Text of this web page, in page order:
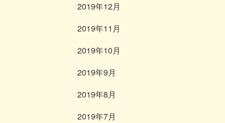
2019年12月
2019年11月
2019年10月
2019年9月
2019年8月
2019年7月